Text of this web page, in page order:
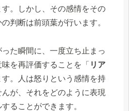
。しかし、その感情をその
判断は前頭葉が行います。
た瞬間に、一度立ち止まっ
を再評価することを「 リア
。人は怒りという感情を持
が、それをどのように表現
ることができます。